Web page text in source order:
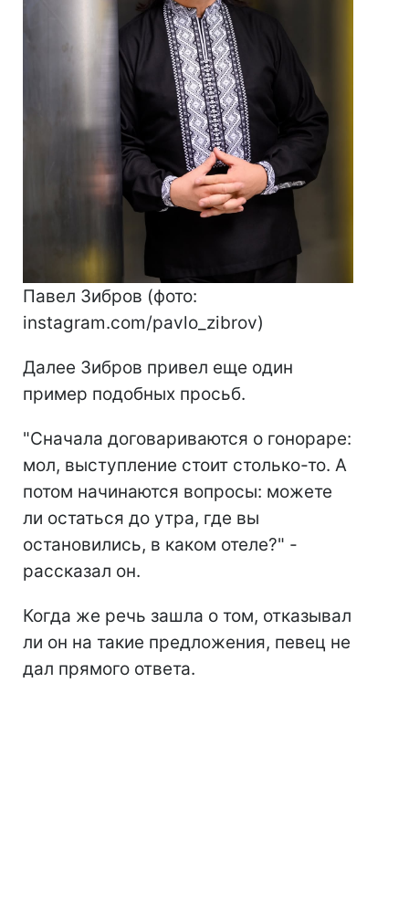
Павел Зибров (фото:
instagram.com/pavlo_zibrov)
Далее Зибров привел еще один
пример подобных просьб.
"Сначала договариваются о гонораре:
мол, выступление стоит столько-то. А
потом начинаются вопросы: можете
ли остаться до утра, где вы
остановились, в каком отеле?" -
рассказал он.
Когда же речь зашла о том, отказывал
ли он на такие предложения, певец не
дал прямого ответа.